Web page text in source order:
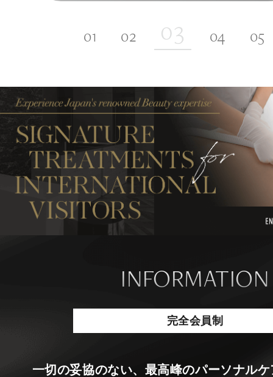
INFORMATION
完全会員制
一切の妥協のない、最高峰のパーソナル